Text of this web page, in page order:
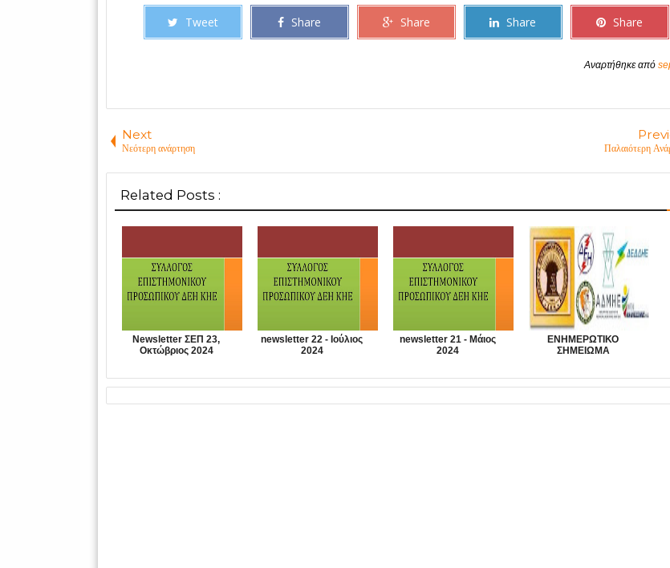
Tweet Share Share Share Share
Αναρτήθηκε από
Next
Νεότερη ανάρτηση Παλαιότερη
Related Posts :
Newsletter ΣΕΠ 23,
Οκτώβριος 2024
newsletter 22 - Ιούλιος
2024
newsletter 21 - Μάιος
2024
ΕΝΗΜΕΡΩΤΙΚΟ
ΣΗΜΕΙΩΜΑ